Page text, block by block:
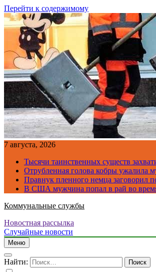
Перейти к содержимому
7 августа, 2026
Тысячи таинственных существ
Отрубленная голова кобры ужалила
Правнук пленного немца заговорил
В США мужчина попал в рай во
Коммунальные службы
Новостная рассылка
Случайные новости
Меню
Найти: